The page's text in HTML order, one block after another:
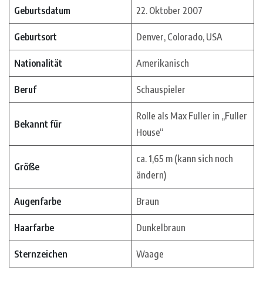
Geburtsdatum 22. Oktober 2007
Geburtsort Denver, Colorado, USA
Nationalität Amerikanisch
Beruf Schauspieler
Bekannt für
Rolle als Max Fuller in „Fuller
House“
Größe
ca. 1,65 m (kann sich noch
ändern)
Augenfarbe Braun
Haarfarbe Dunkelbraun
Sternzeichen Waage